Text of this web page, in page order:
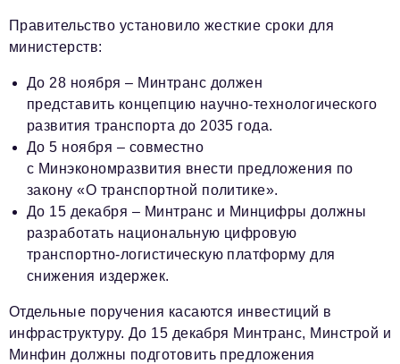
Правительство установило жесткие сроки для
министерств:
До 28 ноября – Минтранс должен
представить концепцию научно-технологического
развития транспорта до 2035 года.
До 5 ноября – совместно
с Минэкономразвития внести предложения по
закону «О транспортной политике».
До 15 декабря – Минтранс и Минцифры должны
разработать национальную цифровую
транспортно-логистическую платформу для
снижения издержек.
Отдельные поручения касаются инвестиций в
инфраструктуру. До 15 декабря Минтранс, Минстрой и
Минфин должны подготовить предложения